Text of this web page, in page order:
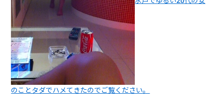
のことタダでハメてきたのでご覧ください。